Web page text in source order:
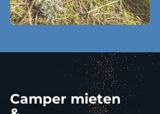
Camper mieten